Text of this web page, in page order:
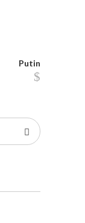
Putin